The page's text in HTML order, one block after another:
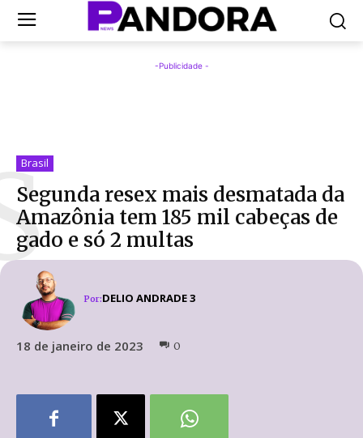
-Publicidade -
Brasil
Segunda resex mais desmatada da
Amazônia tem 185 mil cabeças de
gado e só 2 multas
Por:DELIO ANDRADE 3
18 de janeiro de 2023 0